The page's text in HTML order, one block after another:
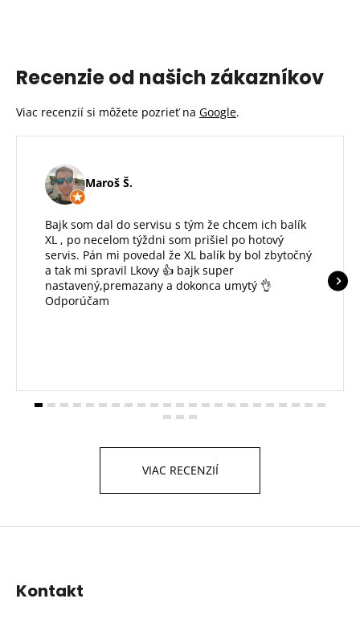
Recenzie od našich zákazníkov
Viac recenzií si môžete pozrieť na Google.
Maroš Š.
Bajk som dal do servisu s tým že chcem ich balík
XL , po necelom týždni som prišiel po hotový
servis. Pán mi povedal že XL balík by bol zbytočný
a tak mi spravil Lkovy 👍 bajk super
nastavený,premazany a dokonca umytý 👌
Odporúčam
VIAC RECENZIÍ
Z
Kontakt